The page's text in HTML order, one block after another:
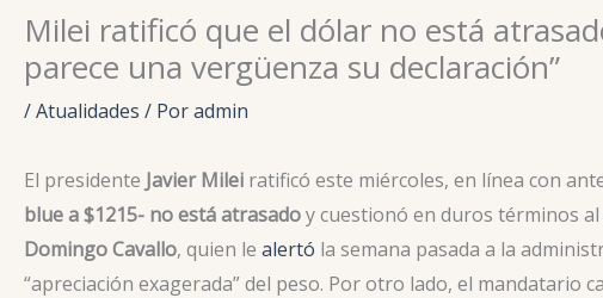
Milei ratificó que el dólar no está
parece una vergüenza su declaración”
/Atualidades / Poradmin
El presidente Javier Milei ratificó este miércoles, en línea con
blue a $1215- no está atrasadoy cuestionó en duros términos
Domingo Cavallo, quien le alertó la semana pasada a la
“apreciación exagerada” del peso. Por otro lado, el mandatario